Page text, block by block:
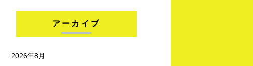
アーカイブ
2026年8月